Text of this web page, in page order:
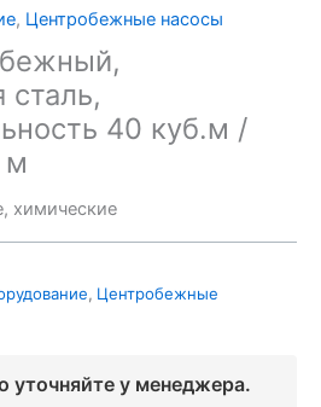
, Центробежные насосы
40 куб.м /
м
химические
, Центробежные
уточняйте у менеджера.